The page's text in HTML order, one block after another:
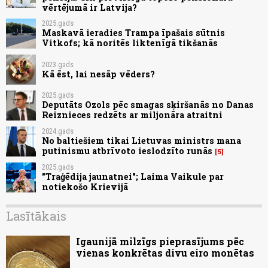
vērtējumā ir Latvija?
2025.gads
Maskavā ieradies Trampa īpašais sūtnis
Vitkofs; kā noritēs liktenīgā tikšanās
2023.gads
Kā ēst, lai nesāp vēders?
2025.gads
Deputāts Ozols pēc smagas sķiršanās no Danas
Reiznieces redzēts ar miljonāra atraitni
2024.gads
No baltiešiem tikai Lietuvas ministrs mana
putinismu atbrīvoto ieslodzīto runās
5
2025.gads
"Traģēdija jaunatnei"; Laima Vaikule par
notiekošo Krievijā
Lasītākais
Igaunijā milzīgs pieprasījums pēc
vienas konkrētas divu eiro monētas